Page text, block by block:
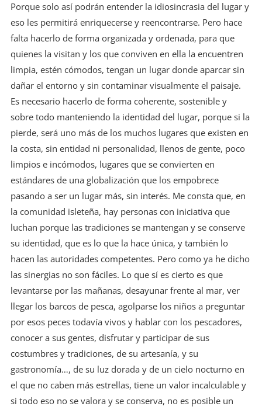
Porque solo así podrán entender la idiosincrasia del lugar y
eso les permitirá enriquecerse y reencontrarse. Pero hace
falta hacerlo de forma organizada y ordenada, para que
quienes la visitan y los que conviven en ella la encuentren
limpia, estén cómodos, tengan un lugar donde aparcar sin
dañar el entorno y sin contaminar visualmente el paisaje.
Es necesario hacerlo de forma coherente, sostenible y
sobre todo manteniendo la identidad del lugar, porque si la
pierde, será uno más de los muchos lugares que existen en
la costa, sin entidad ni personalidad, llenos de gente, poco
limpios e incómodos, lugares que se convierten en
estándares de una globalización que los empobrece
pasando a ser un lugar más, sin interés. Me consta que, en
la comunidad isleteña, hay personas con iniciativa que
luchan porque las tradiciones se mantengan y se conserve
su identidad, que es lo que la hace única, y también lo
hacen las autoridades competentes. Pero como ya he dicho
las sinergias no son fáciles. Lo que sí es cierto es que
levantarse por las mañanas, desayunar frente al mar, ver
llegar los barcos de pesca, agolparse los niños a preguntar
por esos peces todavía vivos y hablar con los pescadores,
conocer a sus gentes, disfrutar y participar de sus
costumbres y tradiciones, de su artesanía, y su
gastronomía…, de su luz dorada y de un cielo nocturno en
el que no caben más estrellas, tiene un valor incalculable y
si todo eso no se valora y se conserva, no es posible un